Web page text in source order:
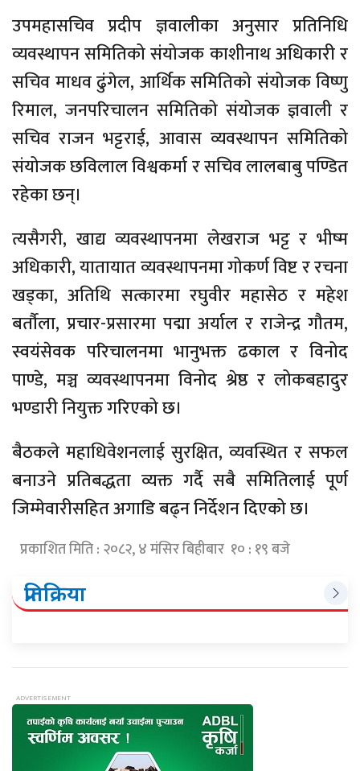
उपमहासचिव प्रदीप ज्ञवालीका अनुसार प्रतिनिधि
व्यवस्थापन समितिको संयोजक काशीनाथ अधिकारी र
सचिव माधव ढुंगेल, आर्थिक समितिको संयोजक विष्णु
रिमाल, जनपरिचालन समितिको संयोजक ज्ञवाली र
सचिव राजन भट्टराई, आवास व्यवस्थापन समितिको
संयोजक छविलाल विश्वकर्मा र सचिव लालबाबु पण्डित
रहेका छन्।
त्यसैगरी, खाद्य व्यवस्थापनमा लेखराज भट्ट र भीष्म
अधिकारी, यातायात व्यवस्थापनमा गोकर्ण विष्ट र रचना
खड्का, अतिथि सत्कारमा रघुवीर महासेठ र महेश
बर्तौला, प्रचार-प्रसारमा पद्मा अर्याल र राजेन्द्र गौतम,
स्वयंसेवक परिचालनमा भानुभक्त ढकाल र विनोद
पाण्डे, मञ्च व्यवस्थापनमा विनोद श्रेष्ठ र लोकबहादुर
भण्डारी नियुक्त गरिएको छ।
बैठकले महाधिवेशनलाई सुरक्षित, व्यवस्थित र सफल
बनाउने प्रतिबद्धता व्यक्त गर्दै सबै समितिलाई पूर्ण
जिम्मेवारीसहित अगाडि बढ्न निर्देशन दिएको छ।
प्रकाशित मिति : २०८२, ४ मंसिर बिहीबार १० : १९ बजे
प्रतिक्रिया